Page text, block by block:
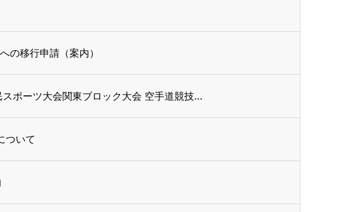
移行申請（案内）
ポーツ大会関東ブロック大会 空手道競技...
ついて